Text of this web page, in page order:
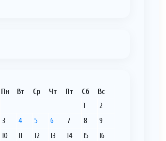
Пн Вт Ср Чт Пт Сб Вс
1
2
3
4 5 6 7 8
9
10
11 12 13 14 15
16